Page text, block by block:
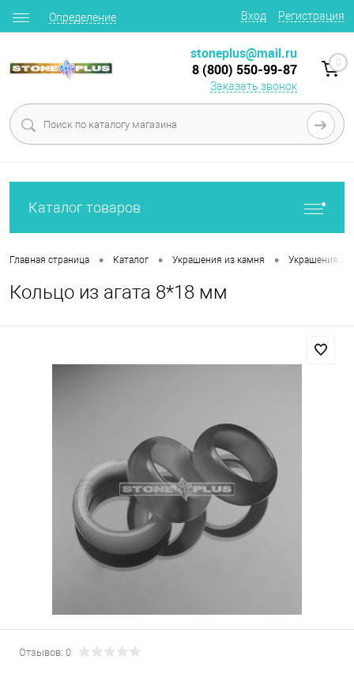
Вход Регистрация
Определение
stoneplus@mail.ru
8 (800) 550-99-87
Заказать звонок
0
Каталог товаров
Главная страница • Каталог • Украшения из камня • Украшения с
Кольцо из агата 8*18 мм
Отзывов: 0